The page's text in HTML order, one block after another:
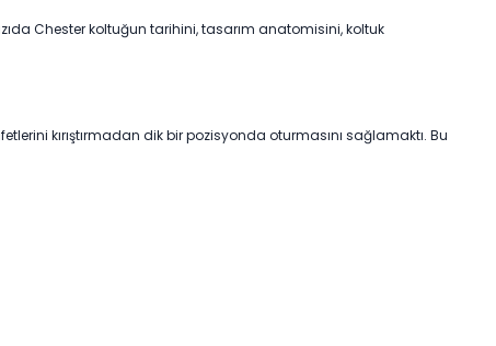
Chester koltuğun tarihini, tasarım anatomisini, koltuk
kırıştırmadan dik bir pozisyonda oturmasını sağlamaktı. Bu